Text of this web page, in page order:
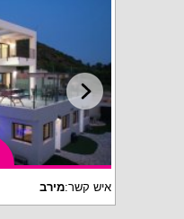
איש קשר:מירב